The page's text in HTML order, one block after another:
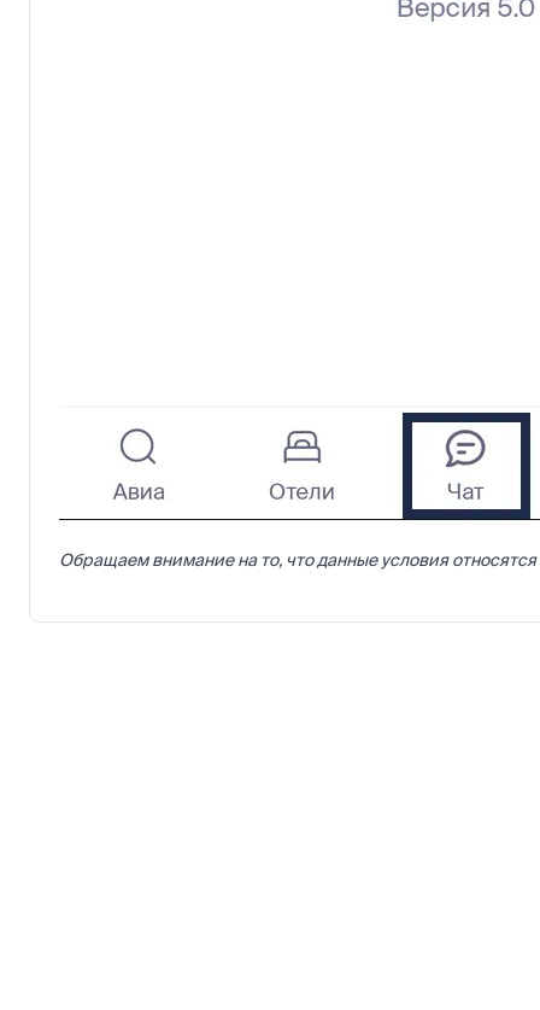
Обращаем внимание на то, что данные условия